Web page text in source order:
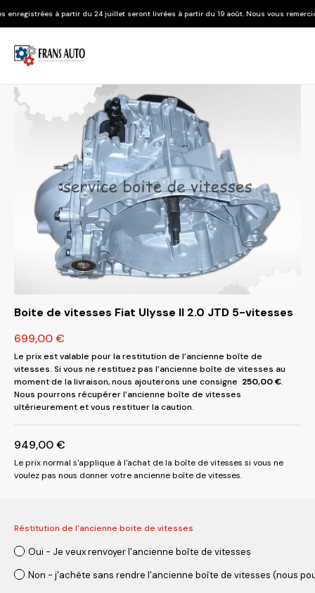
du 24 juillet seront livrées à partir du 19 août. Nous vous remercions de votre
Boite de vitesses Fiat Ulysse II 2.0 JTD 5-vitesses
699,00€
Le prix est valable pour la restitution de l’ancienne boîte de
vitesses. Si vous ne restituez pas l’ancienne boîte de vitesses au
moment de la livraison, nous ajouterons une consigne 250,00€.
Nous pourrons récupérer l’ancienne boîte de vitesses
ultérieurement et vous restituer la caution.
949,00€
Le prix normal s'applique à l'achat de la boîte de vitesses si vous ne
voulez pas nous donner votre ancienne boîte de vitesses.
Réstitution de l'ancienne boite de vitesses
Oui - Je veux renvoyer l'ancienne boîte de vitesses
Non - j'achète sans rendre l'ancienne boîte de vitesses (nous